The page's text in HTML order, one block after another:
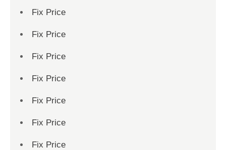
Fix Price
Fix Price
Fix Price
Fix Price
Fix Price
Fix Price
Fix Price